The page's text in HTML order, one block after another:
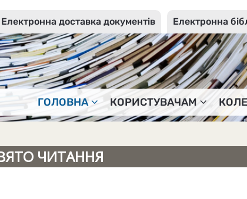
Електронна доставка документів Електронна
ГОЛОВНА КОРИСТУВАЧАМ
ЧИТАННЯ